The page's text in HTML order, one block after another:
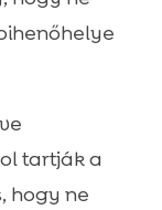
tartják a
hogy ne